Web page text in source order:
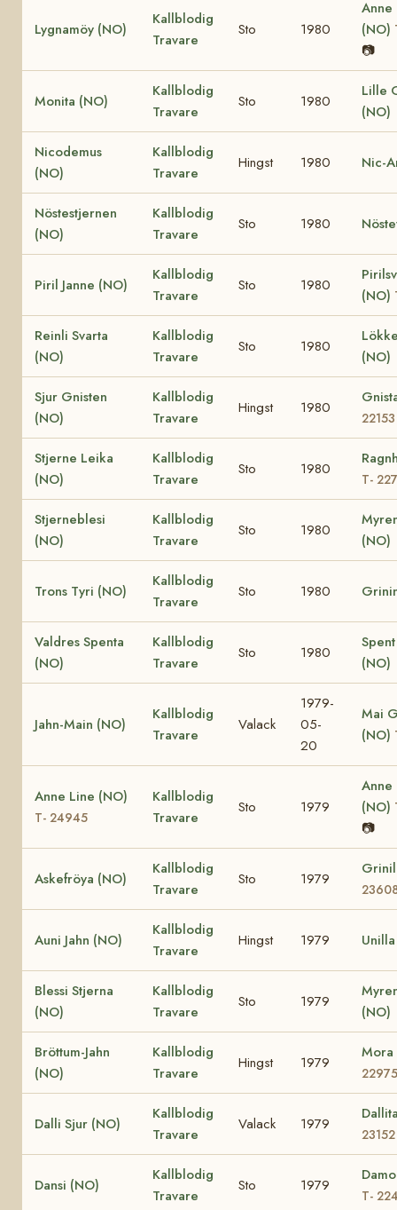
Lygnamöy (NO)
Kallblodig
Travare
Sto 1980
Anne
(NO)
📷
Monita (NO)
Kallblodig
Travare
Sto 1980
Lille
(NO)
Nicodemus
(NO)
Kallblodig
Travare
Hingst 1980 Nic-
Nöstestjernen
(NO)
Kallblodig
Travare
Sto 1980
Piril Janne (NO)
Kallblodig
Travare
Sto 1980
(NO)
Reinli Svarta
(NO)
Kallblodig
Travare
Sto 1980
(NO)
Sjur Gnisten
(NO)
Kallblodig
Travare
Hingst 1980
22153
Stjerne Leika
(NO)
Kallblodig
Travare
Sto 1980
T-
Stjerneblesi
(NO)
Kallblodig
Travare
Sto 1980
(NO)
Trons Tyri (NO)
Kallblodig
Travare
Sto 1980
Valdres Spenta
(NO)
Kallblodig
Travare
Sto 1980
(NO)
Jahn-Main (NO)
Kallblodig
Travare
Valack
1979-
05-
20
Mai
(NO)
Anne Line (NO)
T- 24945
Kallblodig
Travare
Sto 1979
Anne
(NO)
📷
Askefröya (NO)
Kallblodig
Travare
Sto 1979
Auni Jahn (NO)
Kallblodig
Travare
Hingst 1979
Blessi Stjerna
(NO)
Kallblodig
Travare
Sto 1979
(NO)
Bröttum-Jahn
(NO)
Kallblodig
Travare
Hingst 1979
22975
Dalli Sjur (NO)
Kallblodig
Travare
Valack 1979
23152
Dansi (NO)
Kallblodig
Travare
Sto 1979
T-